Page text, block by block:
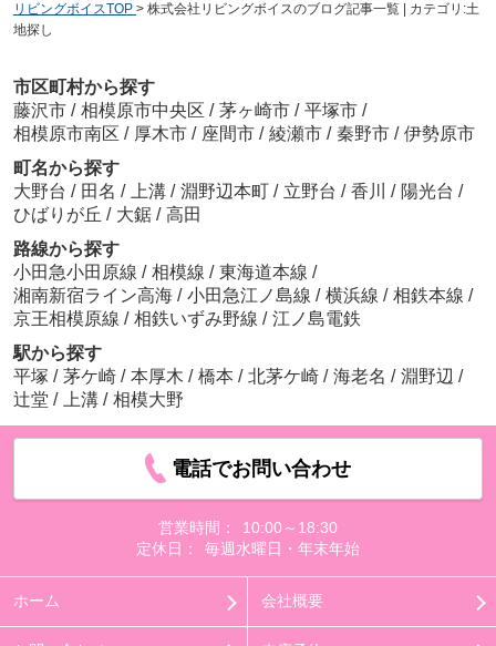
リビングボイスTOP > 株式会社リビングボイスのブログ記事一覧 | カテゴリ:土
地探し
市区町村から探す
藤沢市 / 相模原市中央区 / 茅ヶ崎市 / 平塚市 /
相模原市南区 / 厚木市 / 座間市 / 綾瀬市 / 秦野市 / 伊勢原市
町名から探す
大野台 / 田名 / 上溝 / 淵野辺本町 / 立野台 / 香川 / 陽光台 /
ひばりが丘 / 大鋸 / 高田
路線から探す
小田急小田原線 / 相模線 / 東海道本線 /
湘南新宿ライン高海 / 小田急江ノ島線 / 横浜線 / 相鉄本線 /
京王相模原線 / 相鉄いずみ野線 / 江ノ島電鉄
駅から探す
平塚 / 茅ケ崎 / 本厚木 / 橋本 / 北茅ケ崎 / 海老名 / 淵野辺 /
辻堂 / 上溝 / 相模大野
電話でお問い合わせ
営業時間：
10:00～18:30
定休日：
毎週水曜日・年末年始
ホーム 会社概要